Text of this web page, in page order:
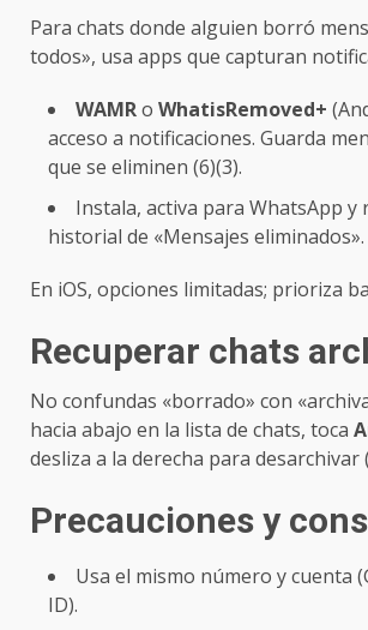
Para chats donde alguien borró
todos», usa apps que capturan
WAMRo WhatisRemoved+
acceso a notificaciones. Guarda
que se eliminen (6)(3).
Instala, activa para WhatsApp y
historial de «Mensajes eliminados».
En iOS, opciones limitadas; prioriza
Recuperar chats
No confundas «borrado» con
hacia abajo en la lista de chats, toca
desliza a la derecha para desarchivar
Precauciones y
Usa el mismo número y cuenta
ID).